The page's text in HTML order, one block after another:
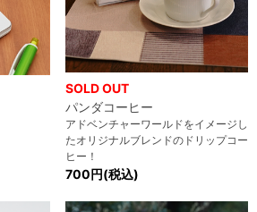
SOLD OUT
パンダコーヒー
アドベンチャーワールドをイメージし
たオリジナルブレンドのドリップコー
ヒー！
700円(税込)